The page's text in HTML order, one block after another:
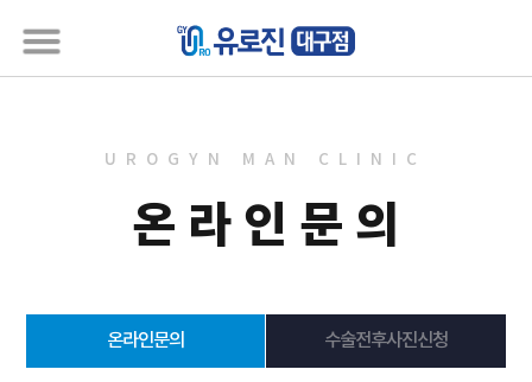
UROGYN MAN CLINIC
온라인문의
온라인문의 수술전후사진신청